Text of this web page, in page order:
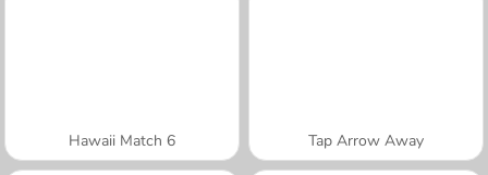
Hawaii Match 6 Tap Arrow Away